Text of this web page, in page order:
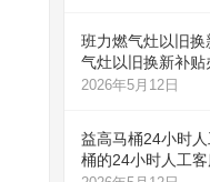
班力燃气灶以旧
气灶以旧换新补贴
2026年5月12日
益高马桶24小时
桶的24小时人工